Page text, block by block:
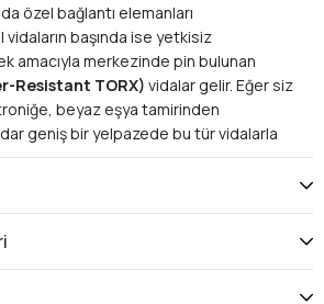
özel bağlantı elemanları
vidaların başında ise yetkisiz
amacıyla merkezinde pin bulunan
Resistant TORX) vidalar gelir. Eğer siz
beyaz eşya tamirinden
geniş bir yelpazede bu tür vidalarla
anahtarı bulmakta zorlanıyorsanız,
ulaşmanızı sağlayan uzun tipi ve
profesyonel işlerinizde